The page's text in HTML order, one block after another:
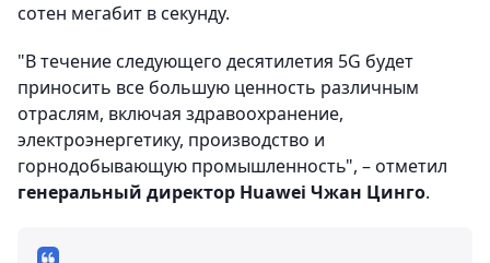
сотен мегабит в секунду.
"В течение следующего десятилетия 5G будет
приносить все большую ценность различным
отраслям, включая здравоохранение,
электроэнергетику, производство и
горнодобывающую промышленность", – отметил
генеральный директор Huawei Чжан Цинго.